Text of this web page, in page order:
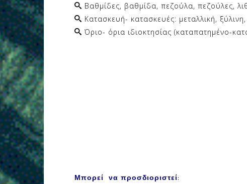
Βαθμίδες, βαθμίδα, πεζούλα, πεζούλες,
Κατασκευή- κατασκευές: μεταλλική,
Όριο- όρια ιδιοκτησίας (καταπατημένο-
Μπορεί να προσδιοριστεί: